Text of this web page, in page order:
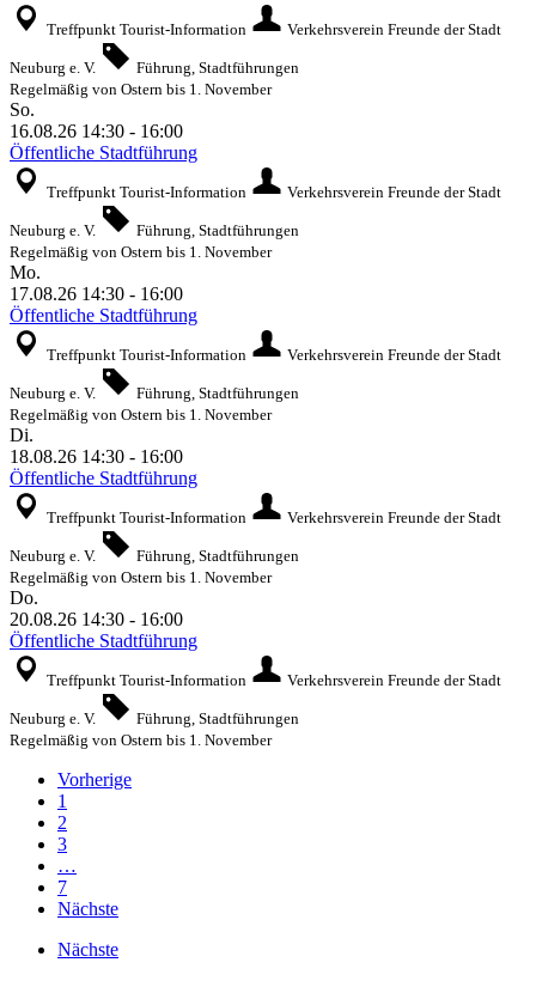
Treffpunkt Tourist-Information Verkehrsverein Freunde der Stadt
Neuburg e. V.
Führung, Stadtführungen
Regelmäßig von Ostern bis 1. November
So.
16.08.26 14:30 - 16:00
Öffentliche Stadtführung
Treffpunkt Tourist-Information Verkehrsverein Freunde der Stadt
Neuburg e. V.
Führung, Stadtführungen
Regelmäßig von Ostern bis 1. November
Mo.
17.08.26 14:30 - 16:00
Öffentliche Stadtführung
Treffpunkt Tourist-Information Verkehrsverein Freunde der Stadt
Neuburg e. V.
Führung, Stadtführungen
Regelmäßig von Ostern bis 1. November
Di.
18.08.26 14:30 - 16:00
Öffentliche Stadtführung
Treffpunkt Tourist-Information Verkehrsverein Freunde der Stadt
Neuburg e. V.
Führung, Stadtführungen
Regelmäßig von Ostern bis 1. November
Do.
20.08.26 14:30 - 16:00
Öffentliche Stadtführung
Treffpunkt Tourist-Information Verkehrsverein Freunde der Stadt
Neuburg e. V.
Führung, Stadtführungen
Regelmäßig von Ostern bis 1. November
Vorherige
1
2
3
…
7
Nächste
Nächste